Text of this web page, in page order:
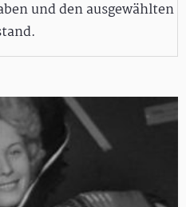
und den ausgewählten